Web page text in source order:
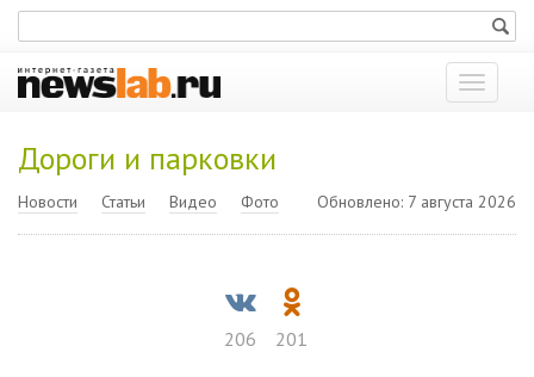
Показать
меню
Дороги и парковки
Новости Статьи Видео Фото Обновлено: 7 августа 2026
206 201